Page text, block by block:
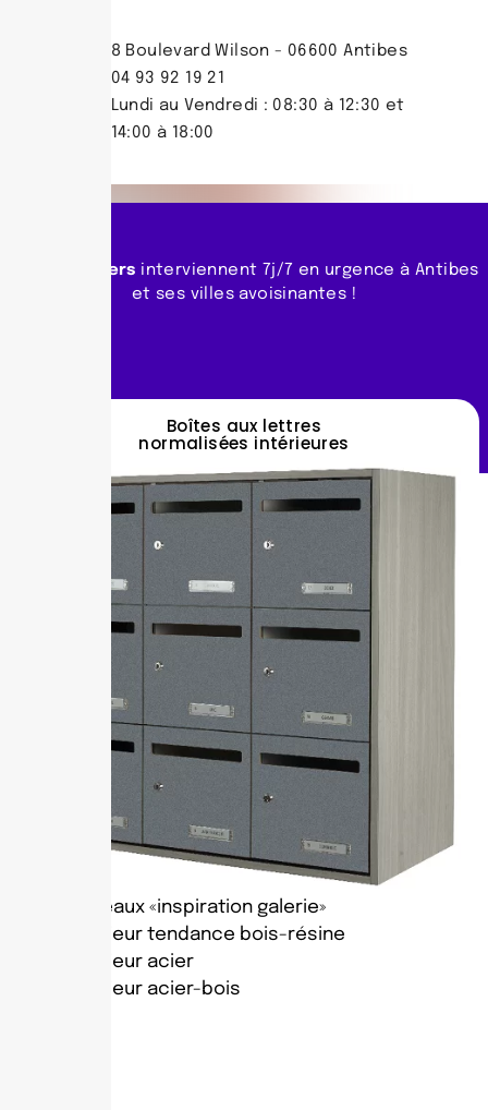
8 Boulevard Wilson - 06600 Antibes
04 93 92 19 21
Lundi au Vendredi : 08:30 à 12:30 et
14:00 à 18:00
Nos serruriers interviennent 7j/7 en urgence à Antibes
et ses villes avoisinantes !
Boîtes aux lettres
normalisées intérieures
Tableaux «inspiration galerie»
Intérieur tendance bois-résine
Intérieur acier
Intérieur acier-bois